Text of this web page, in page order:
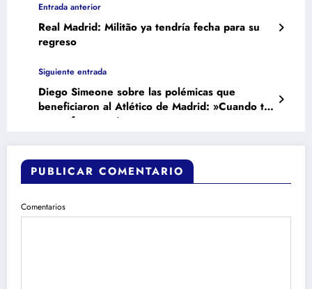
Entrada anterior
Real Madrid: Militão ya tendría fecha para su
regreso
Siguiente entrada
Diego Simeone sobre las polémicas que
beneficiaron al Atlético de Madrid: »Cuando te
toca a favor estás contento»
PUBLICAR COMENTARIO
Comentarios